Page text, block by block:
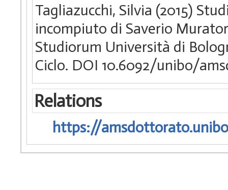
Tagliazucchi, Silvia (2015)
incompiuto di Saverio
Studiorum Università di
Ciclo. DOI 10.6092/unibo/
Relations
https://